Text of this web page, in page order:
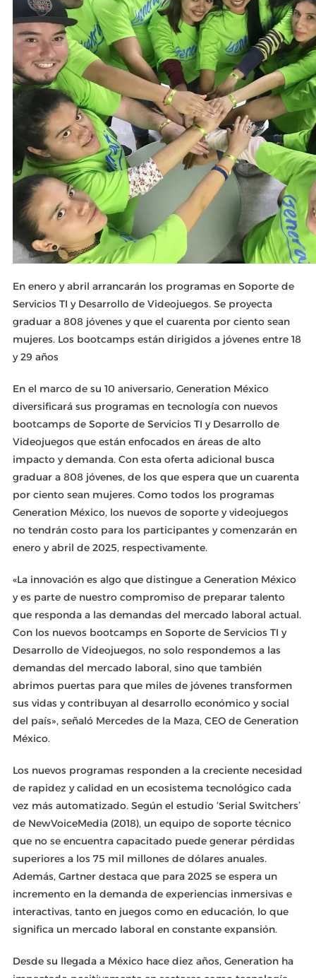
En enero y abril arrancarán los programas en Soporte de
Servicios TI y Desarrollo de Videojuegos. Se proyecta
graduar a 808 jóvenes y que el cuarenta por ciento sean
mujeres. Los bootcamps están dirigidos a jóvenes entre 18
y 29 años
En el marco de su 10 aniversario, Generation México
diversificará sus programas en tecnología con nuevos
bootcamps de Soporte de Servicios TI y Desarrollo de
Videojuegos que están enfocados en áreas de alto
impacto y demanda. Con esta oferta adicional busca
graduar a 808 jóvenes, de los que espera que un cuarenta
por ciento sean mujeres. Como todos los programas
Generation México, los nuevos de soporte y videojuegos
no tendrán costo para los participantes y comenzarán en
enero y abril de 2025, respectivamente.
«La innovación es algo que distingue a Generation México
y es parte de nuestro compromiso de preparar talento
que responda a las demandas del mercado laboral actual.
Con los nuevos bootcamps en Soporte de Servicios TI y
Desarrollo de Videojuegos, no solo respondemos a las
demandas del mercado laboral, sino que también
abrimos puertas para que miles de jóvenes transformen
sus vidas y contribuyan al desarrollo económico y social
del país», señaló Mercedes de la Maza, CEO de Generation
México.
Los nuevos programas responden a la creciente necesidad
de rapidez y calidad en un ecosistema tecnológico cada
vez más automatizado. Según el estudio ‘Serial Switchers’
de NewVoiceMedia (2018), un equipo de soporte técnico
que no se encuentra capacitado puede generar pérdidas
superiores a los 75 mil millones de dólares anuales.
Además, Gartner destaca que para 2025 se espera un
incremento en la demanda de experiencias inmersivas e
interactivas, tanto en juegos como en educación, lo que
significa un mercado laboral en constante expansión.
Desde su llegada a México hace diez años, Generation ha